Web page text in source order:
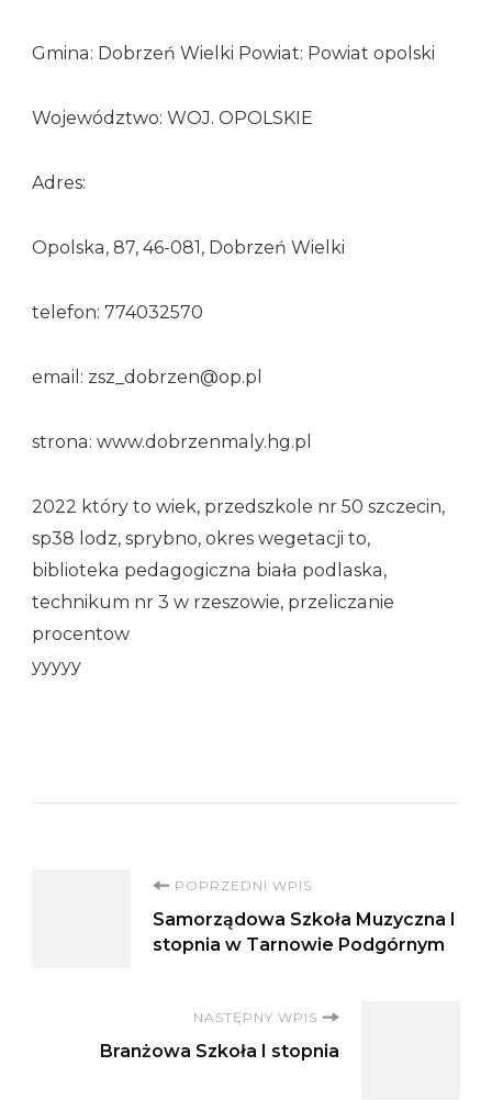
Gmina: Dobrzeń Wielki Powiat: Powiat opolski
Województwo: WOJ. OPOLSKIE
Adres:
Opolska, 87, 46-081, Dobrzeń Wielki
telefon: 774032570
email: zsz_dobrzen@op.pl
strona: www.dobrzenmaly.hg.pl
2022 który to wiek, przedszkole nr 50 szczecin,
sp38 lodz, sprybno, okres wegetacji to,
biblioteka pedagogiczna biała podlaska,
technikum nr 3 w rzeszowie, przeliczanie
procentow
yyyyy
Nawigacja
wpisu
POPRZEDNI WPIS
Samorządowa Szkoła Muzyczna I
stopnia w Tarnowie Podgórnym
NASTĘPNY WPIS
Branżowa Szkoła I stopnia